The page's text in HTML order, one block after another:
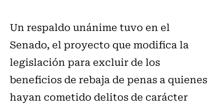
Un respaldo unánime tuvo en el
Senado, el proyecto que modifica la
legislación para excluir de los
beneficios de rebaja de penas a quienes
hayan cometido delitos de carácter